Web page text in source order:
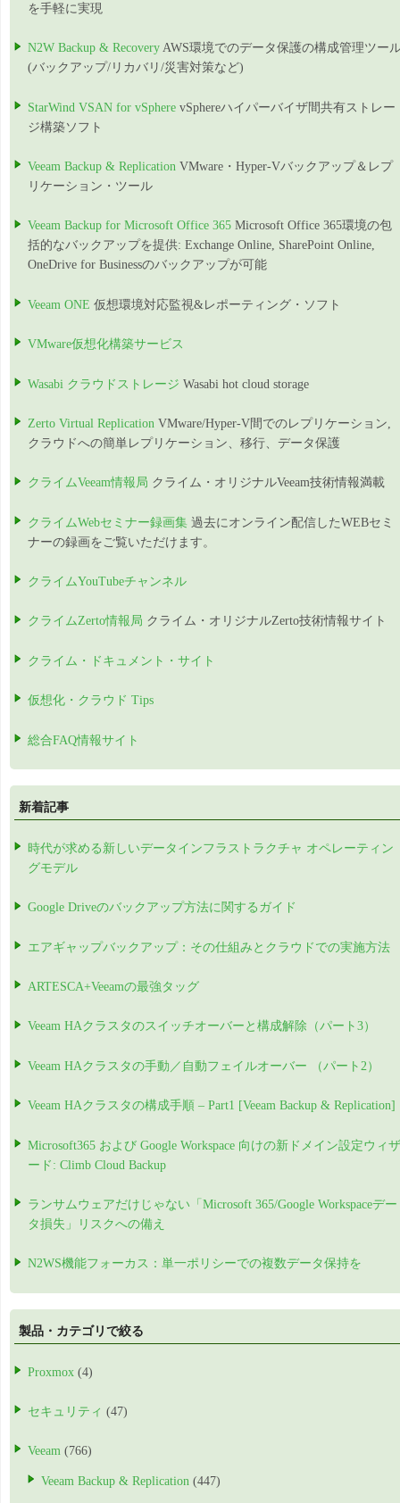
を手軽に実現
N2W Backup & Recovery AWS環境でのデータ保護の構成管理ツー
(バックアップ/リカバリ/災害対策など)
StarWind VSAN for vSphere vSphereハイパーバイザ間共有ストレー
ジ構築ソフト
Veeam Backup & Replication VMware・Hyper-Vバックアップ＆レプ
リケーション・ツール
Veeam Backup for Microsoft Office 365 Microsoft Office 365環境の包
括的なバックアップを提供: Exchange Online, SharePoint Online,
OneDrive for Businessのバックアップが可能
Veeam ONE 仮想環境対応監視&レポーティング・ソフト
VMware仮想化構築サービス
Wasabi クラウドストレージ Wasabi hot cloud storage
Zerto Virtual Replication VMware/Hyper-V間でのレプリケーション,
クラウドへの簡単レプリケーション、移行、データ保護
クライムVeeam情報局 クライム・オリジナルVeeam技術情報満載
クライムWebセミナー録画集 過去にオンライン配信したWEBセミ
ナーの録画をご覧いただけます。
クライムYouTubeチャンネル
クライムZerto情報局 クライム・オリジナルZerto技術情報サイト
クライム・ドキュメント・サイト
仮想化・クラウド Tips
総合FAQ情報サイト
新着記事
時代が求める新しいデータインフラストラクチャ オペレーティン
グモデル
Google Driveのバックアップ方法に関するガイド
エアギャップバックアップ：その仕組みとクラウドでの実施方法
ARTESCA+Veeamの最強タッグ
Veeam HAクラスタのスイッチオーバーと構成解除（パート3）
Veeam HAクラスタの手動／自動フェイルオーバー （パート2）
Veeam HAクラスタの構成手順 – Part1 [Veeam Backup & Replication]
Microsoft365 および Google Workspace 向けの新ドメイン設定ウィザ
ード: Climb Cloud Backup
ランサムウェアだけじゃない「Microsoft 365/Google Workspaceデー
タ損失」リスクへの備え
N2WS機能フォーカス：単一ポリシーでの複数データ保持を
製品・カテゴリで絞る
Proxmox (4)
セキュリティ (47)
Veeam (766)
Veeam Backup & Replication (447)